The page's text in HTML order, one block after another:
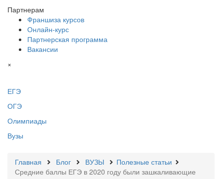
Партнерам
Франшиза курсов
Онлайн-курс
Партнерская программа
Вакансии
×
ЕГЭ
ОГЭ
Олимпиады
Вузы
Главная Блог ВУЗЫ
Полезные статьи
Средние баллы ЕГЭ в 2020 году были зашкаливающие